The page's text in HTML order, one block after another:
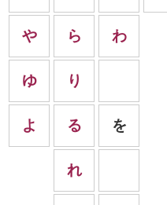
や
ゆ
よ
ら
り
る
れ
わ
を